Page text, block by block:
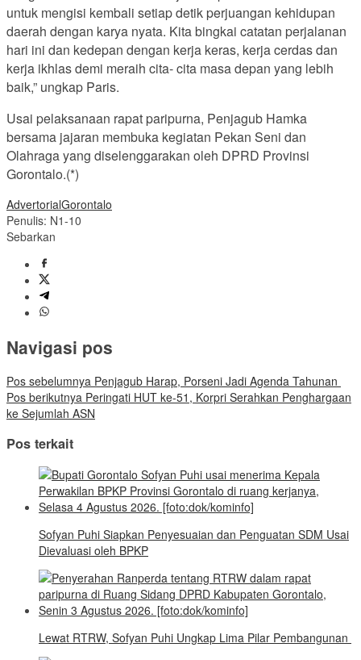
untuk mengisi kembali setiap detik perjuangan kehidupan
daerah dengan karya nyata. Kita bingkai catatan perjalanan
hari ini dan kedepan dengan kerja keras, kerja cerdas dan
kerja ikhlas demi meraih cita- cita masa depan yang lebih
baik,” ungkap Paris.
Usai pelaksanaan rapat paripurna, Penjagub Hamka
bersama jajaran membuka kegiatan Pekan Seni dan
Olahraga yang diselenggarakan oleh DPRD Provinsi
Gorontalo.(*)
AdvertorialGorontalo
Penulis: N1-10
Sebarkan
Navigasi pos
Pos sebelumnya Penjagub Harap, Porseni Jadi Agenda Tahunan
Pos berikutnya Peringati HUT ke-51, Korpri Serahkan Penghargaan
ke Sejumlah ASN
Pos terkait
Sofyan Puhi Siapkan Penyesuaian dan Penguatan SDM Usai
Dievaluasi oleh BPKP
Lewat RTRW, Sofyan Puhi Ungkap Lima Pilar Pembangunan